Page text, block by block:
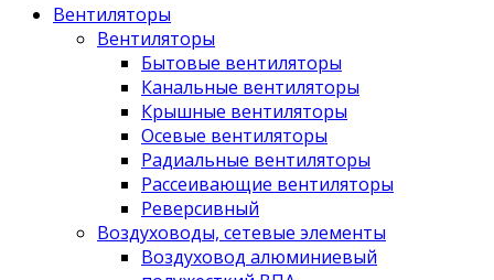
Вентиляторы
Вентиляторы
Бытовые вентиляторы
Канальные вентиляторы
Крышные вентиляторы
Осевые вентиляторы
Радиальные вентиляторы
Рассеивающие вентиляторы
Реверсивный
Воздуховоды, сетевые элементы
Воздуховод алюминиевый